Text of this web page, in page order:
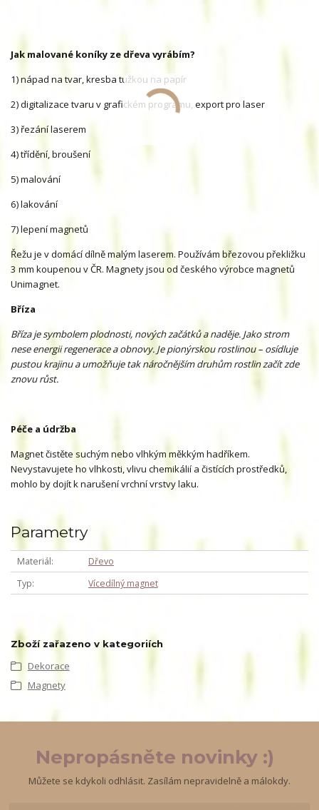
Jak malované koníky ze dřeva vyrábím?
1) nápad na tvar, kresba tužkou na papír
2) digitalizace tvaru v grafickém programu, export pro laser
3) řezání laserem
4) třídění, broušení
5) malování
6) lakování
7) lepení magnetů
Řežu je v domácí dílně malým laserem. Používám březovou překližku
3 mm koupenou v ČR. Magnety jsou od českého výrobce magnetů
Unimagnet.
Bříza
Bříza je symbolem plodnosti, nových začátků a naděje. Jako strom
nese energii regenerace a obnovy. Je pionýrskou rostlinou – osídluje
pustou krajinu a umožňuje tak náročnějším druhům rostlin začít zde
znovu růst.
Péče a údržba
Magnet čistěte suchým nebo vlhkým měkkým hadříkem.
Nevystavujete ho vlhkosti, vlivu chemikálií a čistících prostředků,
mohlo by dojít k narušení vrchní vrstvy laku.
Parametry
Materiál
Dřevo
Typ
Vícedílný magnet
Zboží zařazeno v kategoriích
Dekorace
Magnety
Nepropásněte novinky :)
Můžete se kdykoli odhlásit. Zasílám nepravidelně a málokdy.